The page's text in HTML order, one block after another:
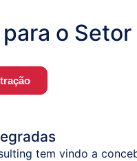
o Setor
tem vindo a